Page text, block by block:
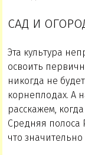
САД И
Эта культура
освоить
никогда не
корнеплодах. А
расскажем,
Средняя полоса
что